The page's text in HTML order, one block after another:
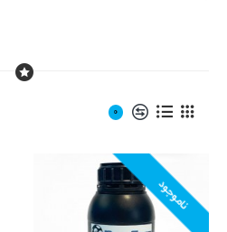
0
ناموجود